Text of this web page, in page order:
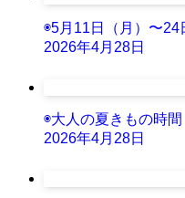
◉5月11日（月）〜24
2026年4月28日
◉大人の夏きもの時間
2026年4月28日